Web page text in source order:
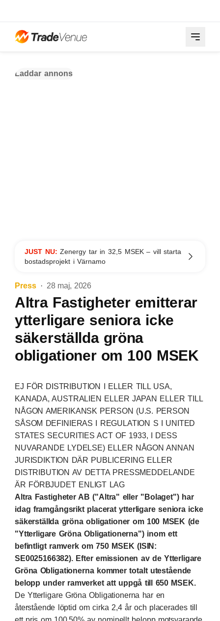
Laddar annons
JUST NU:Zenergy tar in 32,5 MSEK – vill starta
bostadsprojekt i Värnamo
Press 28 maj, 2026
Altra Fastigheter emitterar
ytterligare seniora icke
säkerställda gröna
obligationer om 100 MSEK
EJ FÖR DISTRIBUTION I ELLER TILL USA,
KANADA, AUSTRALIEN ELLER JAPAN ELLER TILL
NÅGON AMERIKANSK PERSON (U.S. PERSON
SÅSOM DEFINIERAS I REGULATION S I UNITED
STATES SECURITIES ACT OF 1933, I DESS
NUVARANDE LYDELSE) ELLER NÅGON ANNAN
JURISDIKTION DÄR PUBLICERING ELLER
DISTRIBUTION AV DETTA PRESSMEDDELANDE
ÄR FÖRBJUDET ENLIGT LAG
Altra Fastigheter AB ("Altra" eller "Bolaget") har
idag framgångsrikt placerat ytterligare seniora icke
säkerställda gröna obligationer om 100 MSEK (de
"Ytterligare Gröna Obligationerna") inom ett
befintligt ramverk om 750 MSEK (ISIN:
SE0025166382). Efter emissionen av de Ytterligare
Gröna Obligationerna kommer totalt utestående
belopp under ramverket att uppgå till 650 MSEK.
De Ytterligare Gröna Obligationerna har en
återstående löptid om cirka 2,4 år och placerades till